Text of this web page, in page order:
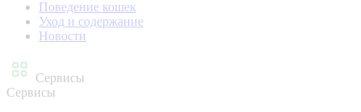
Поведение кошек
Уход и содержание
Новости
Сервисы
Сервисы